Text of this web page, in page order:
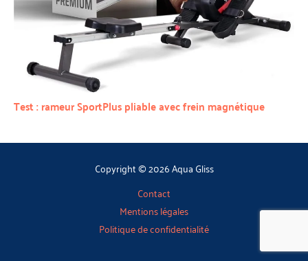
Test : rameur SportPlus pliable avec frein magnétique
Copyright © 2026 Aqua Gliss
Contact
Mentions légales
Politique de confidentialité